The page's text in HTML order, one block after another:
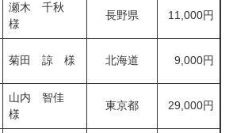
瀬木 千秋
様
長野県 11,000円
菊田 諒 様 北海道 9,000円
山内 智佳
様
東京都 29,000円